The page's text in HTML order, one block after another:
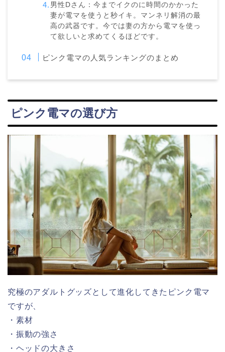
男性Dさん：今までイクのに時間のかかった
妻が電マを使うと秒イキ。マンネリ解消の最
高の武器です。今では妻の方から電マを使っ
て欲しいと求めてくるほどです。
ピンク電マの人気ランキングのまとめ
ピンク電マの選び方
究極のアダルトグッズとして進化してきたピンク電マ
ですが、
・素材
・振動の強さ
・ヘッドの大きさ